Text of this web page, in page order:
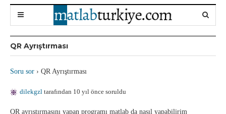
QR Ayrıştırması
Soru sor › QR Ayrıştırması
dilekgzl tarafından 10 yıl önce soruldu
QR ayrıştırmasını yapan programı matlab da nasıl yapabilirim